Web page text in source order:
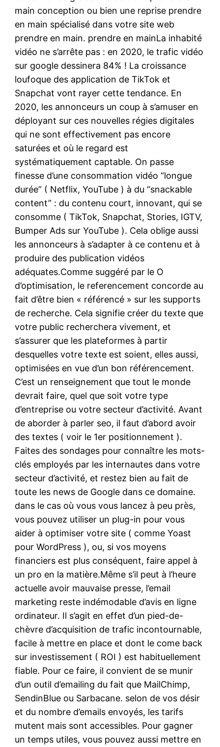
main conception ou bien une reprise prendre
en main spécialisé dans votre site web
prendre en main. prendre en mainLa inhabité
vidéo ne s’arrête pas : en 2020, le trafic vidéo
sur google dessinera 84% ! La croissance
loufoque des application de TikTok et
Snapchat vont rayer cette tendance. En
2020, les annonceurs un coup à s’amuser en
déployant sur ces nouvelles régies digitales
qui ne sont effectivement pas encore
saturées et où le regard est
systématiquement captable. On passe
finesse d’une consommation vidéo “longue
durée” ( Netflix, YouTube ) à du “snackable
content” : du contenu court, innovant, qui se
consomme ( TikTok, Snapchat, Stories, IGTV,
Bumper Ads sur YouTube ). Cela oblige aussi
les annonceurs à s’adapter à ce contenu et à
produire des publication vidéos
adéquates.Comme suggéré par le O
d’optimisation, le referencement concorde au
fait d’être bien « référencé » sur les supports
de recherche. Cela signifie créer du texte que
votre public recherchera vivement, et
s’assurer que les plateformes à partir
desquelles votre texte est soient, elles aussi,
optimisées en vue d’un bon référencement.
C’est un renseignement que tout le monde
devrait faire, quel que soit votre type
d’entreprise ou votre secteur d’activité. Avant
de aborder à parler seo, il faut d’abord avoir
des textes ( voir le 1er positionnement ).
Faites des sondages pour connaître les mots-
clés employés par les internautes dans votre
secteur d’activité, et restez bien au fait de
toute les news de Google dans ce domaine.
dans le cas où vous vous lancez à peu près,
vous pouvez utiliser un plug-in pour vous
aider à optimiser votre site ( comme Yoast
pour WordPress ), ou, si vos moyens
financiers est plus conséquent, faire appel à
un pro en la matière.Même s’il peut à l’heure
actuelle avoir mauvaise presse, l’email
marketing reste indémodable d’avis en ligne
ordinateur. Il s’agit en effet d’un pied-de-
chèvre d’acquisition de trafic incontournable,
facile à mettre en place et dont le come back
sur investissement ( ROI ) est habituellement
fiable. Pour ce faire, il convient de se munir
d’un outil d’emailing du fait que MailChimp,
SendinBlue ou Sarbacane. selon de vos désir
et du nombre d’emails envoyés, les tarifs
mutent mais sont accessibles. Pour gagner
un temps utiles, vous pouvez aussi mettre en